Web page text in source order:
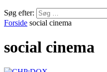
Søg efter:
Forside social cinema
social cinema